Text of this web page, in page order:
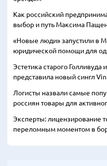
Как российский
выбор и путь Максима
«Новые люди» запустили в
юридической помощи для
Эстетика старого Голливуда
представила новый сингл
Логисты назвали самые
россиян товары для
Эксперты: лицензирование
переломным моментом в